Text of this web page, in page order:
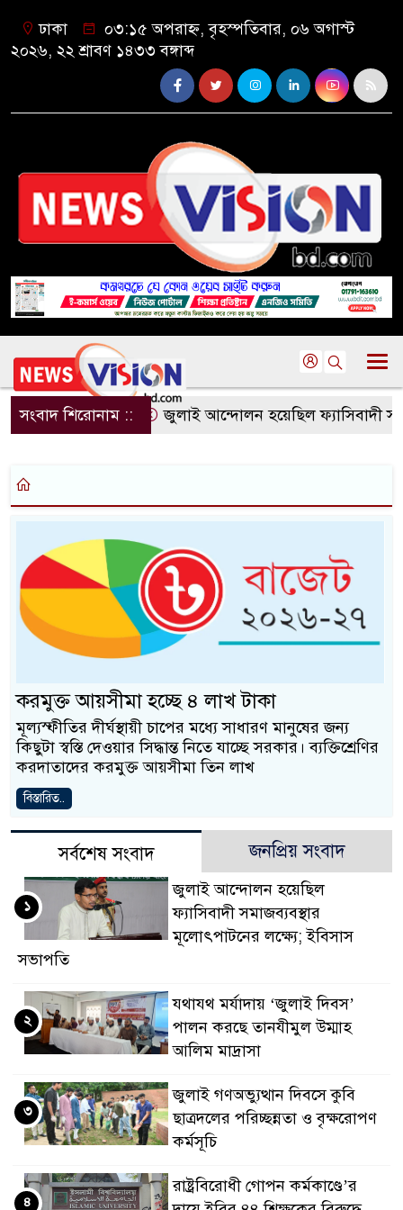
ঢাকা
০৩:১৫ অপরাহ্ন, বৃহস্পতিবার, ০৬ অগাস্ট
২০২৬, ২২ শ্রাবণ ১৪৩৩ বঙ্গাব্দ
সংবাদ শিরোনাম :: জুলাই আন্দোলন হয়েছিল ফ্যাসিবাদী
করমুক্ত আয়সীমা হচ্ছে ৪ লাখ টাকা
মূল্যস্ফীতির দীর্ঘস্থায়ী চাপের মধ্যে সাধারণ মানুষের জন্য
কিছুটা স্বস্তি দেওয়ার সিদ্ধান্ত নিতে যাচ্ছে সরকার। ব্যক্তিশ্রেণির
করদাতাদের করমুক্ত আয়সীমা তিন লাখ
বিস্তারিত..
সর্বশেষ সংবাদ জনপ্রিয় সংবাদ
জুলাই আন্দোলন হয়েছিল
ফ্যাসিবাদী সমাজব্যবস্থার
মূলোৎপাটনের লক্ষ্যে; ইবিসাস
সভাপতি
১
যথাযথ মর্যাদায় ‘জুলাই দিবস’
পালন করছে তানযীমুল উম্মাহ
আলিম মাদ্রাসা
২
জুলাই গণঅভ্যুত্থান দিবসে কুবি
ছাত্রদলের পরিচ্ছন্নতা ও বৃক্ষরোপণ
কর্মসূচি
৩
রাষ্ট্রবিরোধী গোপন কর্মকাণ্ডে’র
৪